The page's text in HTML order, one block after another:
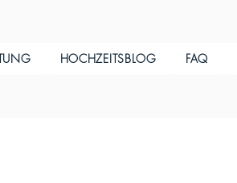
HOCHZEITSBLOG FAQ